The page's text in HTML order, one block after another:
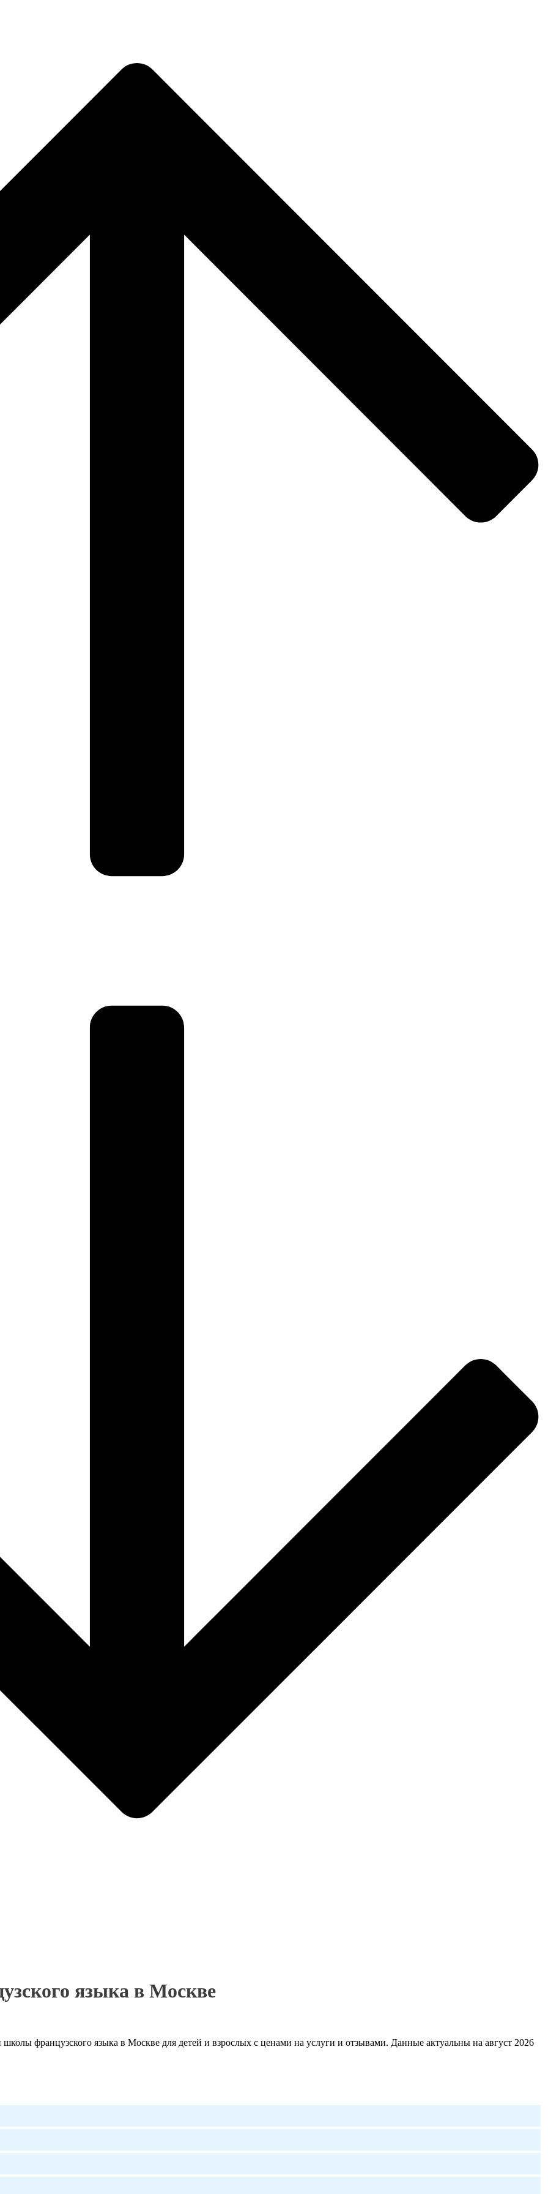
языка в Москве
французского языка в Москве для детей и взрослых с ценами на услуги и отзывами. Данные актуальны на август 2026